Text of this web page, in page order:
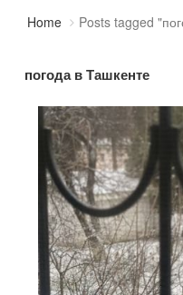
Home Posts tagged
погода в Ташкенте